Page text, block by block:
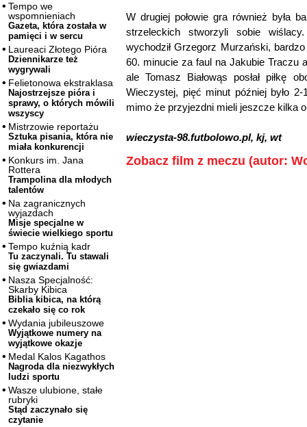
Tempo we
wspomnieniach
Gazeta, która została w
pamięci i w sercu
Laureaci Złotego Pióra
Dziennikarze też
wygrywali
Felietonowa ekstraklasa
Najostrzejsze pióra i
sprawy, o których mówili
wszyscy
Mistrzowie reportażu
Sztuka pisania, która nie
miała konkurencji
Konkurs im. Jana
Rottera
Trampolina dla młodych
talentów
Na zagranicznych
wyjazdach
Misje specjalne w
świecie wielkiego sportu
Tempo kuźnią kadr
Tu zaczynali. Tu stawali
się gwiazdami
Nasza Specjalność:
Skarby Kibica
Biblia kibica, na którą
czekało się co rok
Wydania jubileuszowe
Wyjątkowe numery na
wyjątkowe okazje
Medal Kalos Kagathos
Nagroda dla niezwykłych
ludzi sportu
Wasze ulubione, stałe
rubryki
Stąd zaczynało się
czytanie
W drugiej połowie gra również była
strzeleckich stworzyli sobie
wychodził Grzegorz Murzański,
60. minucie za faul na Jakubie Traczu
ale Tomasz Białowąs posłał piłkę
Wieczystej, pięć minut później było
mimo że przyjezdni mieli jeszcze kilka
wieczysta-98.futbolowo.pl, kj, wt
Zobacz film z meczu (autor: